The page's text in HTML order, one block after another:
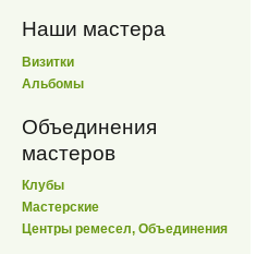
Наши мастера
Визитки
Альбомы
Объединения
мастеров
Клубы
Мастерские
Центры ремесел, Объединения